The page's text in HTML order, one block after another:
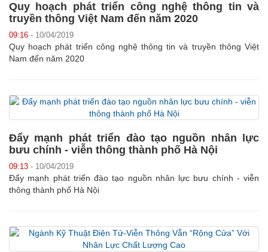
Quy hoạch phát triển công nghệ thông tin và
truyền thông Việt Nam đến năm 2020
09:16 - 10/04/2019
Quy hoạch phát triển công nghệ thông tin và truyền thông Việt
Nam đến năm 2020
Đẩy mạnh phát triển đào tạo nguồn nhân lực
bưu chính - viễn thông thành phố Hà Nội
09:13 - 10/04/2019
Đẩy mạnh phát triển đào tạo nguồn nhân lực bưu chính - viễn
thông thành phố Hà Nội